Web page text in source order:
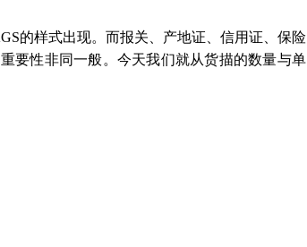
的样式出现。而报关、产地证、信用证、保险
要性非同一般。今天我们就从货描的数量与单